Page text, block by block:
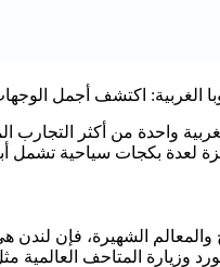
الغربية: اكتشف أجمل
واحدة من أكثر التجارب
لعدة بكجات سياحية تشمل
الشهيرة، فإن لندن
وزيارة المتاحف العالمية